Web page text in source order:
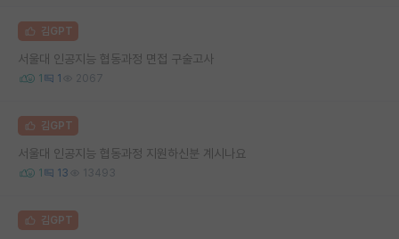
김GPT
서울대 인공지능 협동과정 면접 구술고사
1 1 2067
김GPT
서울대 인공지능 협동과정 지원하신분 계시나요
1 13 13493
김GPT